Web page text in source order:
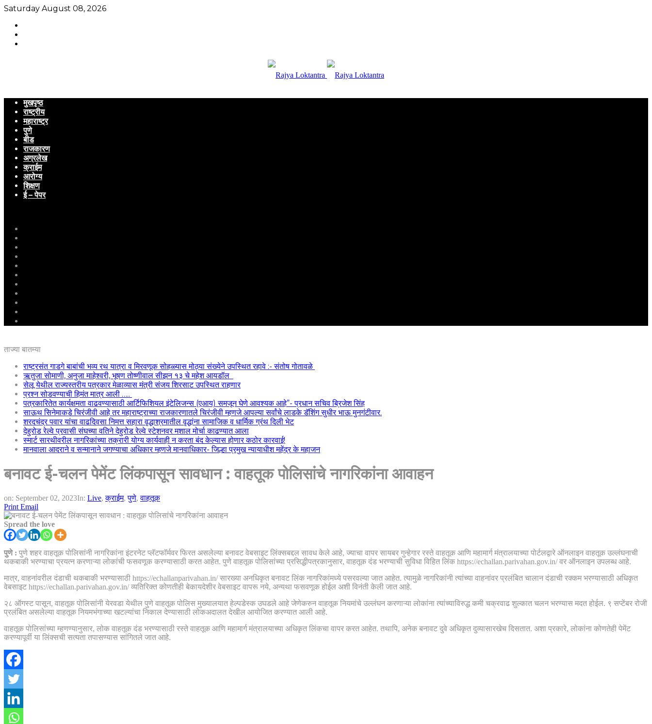
Saturday August 08, 2026
मुखपृष्ठ
राष्ट्रीय
महाराष्ट्र
पुणे
बीड
राजकारण
अग्रलेख
क्राईम
आरोग्य
शिक्षण
ई – पेपर
ताज्या बातम्या
राष्ट्रसंत गाडगे बाबांची भव्य रथ यात्रा व मिरवणूक सोहळ्यास मोठ्या संख्येने उपस्थित रहावे :- संतोष गोतावळे
ऋतुजा सोमाणी, अनुजा माहेश्वरी, भूषण तोष्णीवाल सीझन १३ चे महेश आयडॉल
सेलू येथील राज्यस्तरीय पत्रकार मेळाव्यास मंत्री संजय शिरसाट उपस्थित राहणार
प्रश्न सोडवण्याची हिमंत मात्र आली …..
पत्रकारितेत कार्यक्षमता वाढवण्यासाठी आर्टिफिशियल इंटेलिजन्स (एआय) समजून घेणे आवश्यक आहे”- प्रधान सचिव ब्रिजेश सिंह
साऊथ सिनेमाकडे चिरंजीवी आहे तर महाराष्ट्राच्या राजकारणातले चिरंजीवी म्हणजे आपल्या सर्वांचे लाडके डॅशिंग सुधीर भाऊ मुनगंटीवार.
शरदचंद्र पवार यांचा वाढदिवसा निमत्त सहारा वृद्धाश्रमातील वृद्धांना सामाजिक व धार्मिक ग्रंथ दिली भेट
देहुरोड रेल्वे प्रवासी संघच्या वतिने देहुरोड रेल्वे स्टेशनवर मशाल मोर्चा काढण्यात आला
स्मार्ट सारथीवरील नागरिकांच्या तक्रारी योग्य कार्यवाही न करता बंद केल्यास होणार कठोर कारवाई!
मानवाला आदराने व सन्मानाने जगण्याचा अधिकार म्हणजे मानवाधिकार- जिल्हा प्रमुख न्यायाधीश महेंद्र के महाजन
बनावट ई-चलन पेमेंट लिंकपासून सावधान : वाहतूक पोलिसांचे नागरिकांना आवाहन
on: September 02, 2023In: Live,क्राईम,पुणे,वाहतूक
Print Email
Spread the love
पुणे : पुणे शहर वाहतूक पोलिसांनी नागरिकांना इंटरनेट प्लॅटफॉर्मवर फिरत असलेल्या बनावट वेबसाइट लिंक्सबद्दल सावध केले आहे, ज्याचा वापर सायबर गुन्हेगार रस्ते वाहतूक आणि महामार्ग मंत्रालयाच्या पोर्टलद्वारे ऑनलाइन वाहतूक उल्लंघनाची
थकबाकी भरण्याचा प्रयत्न करणाऱ्या लोकांची फसवणूक करण्यासाठी करत आहेत. पुणे वाहतूक पोलिसांच्या प्रसिद्धीपत्रकानुसार, वाहतूक दंड भरण्याची सुविधा विहित लिंक https://echallan.parivahan.gov.in/ वर ऑनलाइन उपलब्ध आहे.
मात्र, वाहनांवरील दंडाची थकबाकी भरण्यासाठी https://echallanparivahan.in/ सारख्या अनधिकृत बनावट लिंक नागरिकांमध्ये पसरवल्या जात आहेत. त्यामुळे नागरिकांनी त्यांच्या वाहनांवर प्रलंबित चालान दंडाची रक्कम भरण्यासाठी अधिकृत
वेबसाइट https://echallan.parivahan.gov.in/ व्यतिरिक्त कोणतीही बेकायदेशीर वेबसाइट वापरू नये, अन्यथा फसवणूक होईल अशी विनंती केली जात आहे.
२८ ऑगस्ट पासून, वाहतूक पोलिसांनी येरवडा येथील पुणे वाहतूक पोलिस मुख्यालयात हेल्पडेस्क उघडले आहे जेणेकरुन वाहतूक नियमांचे उल्लंघन करणाऱ्या लोकांना त्यांच्याविरुद्ध कमी चक्रवाढ शुल्कात चलन भरण्यास मदत होईल. ९ सप्टेंबर रोजी
प्रलंबित असलेल्या वाहतूक नियमभंगाच्या खटल्यांचा निकाल देण्यासाठी लोकअदालत देखील आयोजित करण्यात आली आहे.
वाहतूक पोलिसांच्या म्हणण्यानुसार, लोक वाहतूक दंड भरण्यासाठी रस्ते वाहतूक आणि महामार्ग मंत्रालयाच्या अधिकृत लिंकचा वापर करत आहेत. तथापि, अनेक बनावट दुवे अधिकृत दुव्यासारखेच दिसतात. अशा प्रकारे, लोकांना कोणतेही पेमेंट
करण्यापूर्वी या लिंक्सची सत्यता तपासण्यास सांगितले जात आहे.